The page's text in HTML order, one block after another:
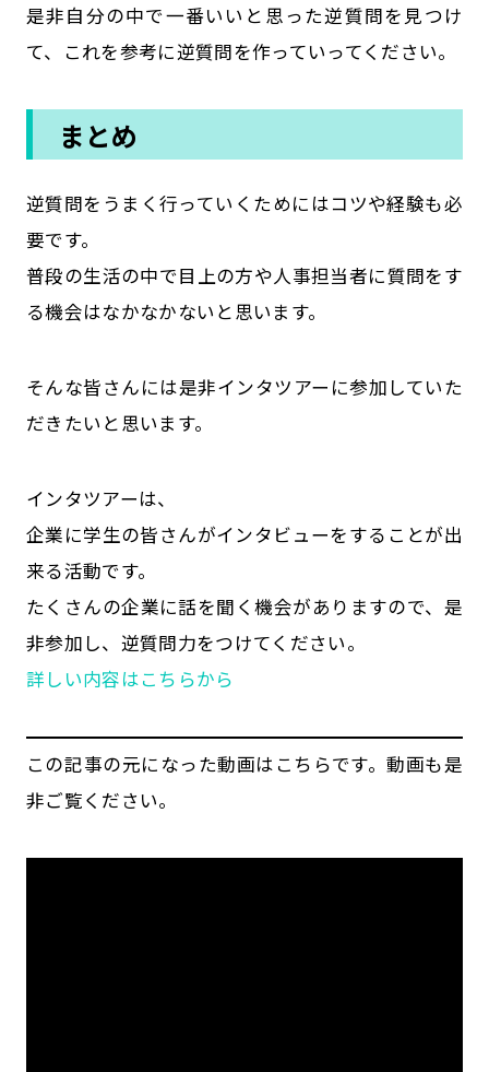
是非自分の中で一番いいと思った逆質問を見つけ
て、これを参考に逆質問を作っていってください。
まとめ
逆質問をうまく行っていくためにはコツや経験も必
要です。
普段の生活の中で目上の方や人事担当者に質問をす
る機会はなかなかないと思います。
そんな皆さんには是非インタツアーに参加していた
だきたいと思います。
インタツアーは、
企業に学生の皆さんがインタビューをすることが出
来る活動です。
たくさんの企業に話を聞く機会がありますので、是
非参加し、逆質問力をつけてください。
詳しい内容はこちらから
この記事の元になった動画はこちらです。動画も是
非ご覧ください。